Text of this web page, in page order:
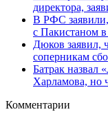
директора,
В РФС заявили,
с Пакистаном в
Дюков заявил,
соперникам
Батрак назвал
Харламова, но
Комментарии